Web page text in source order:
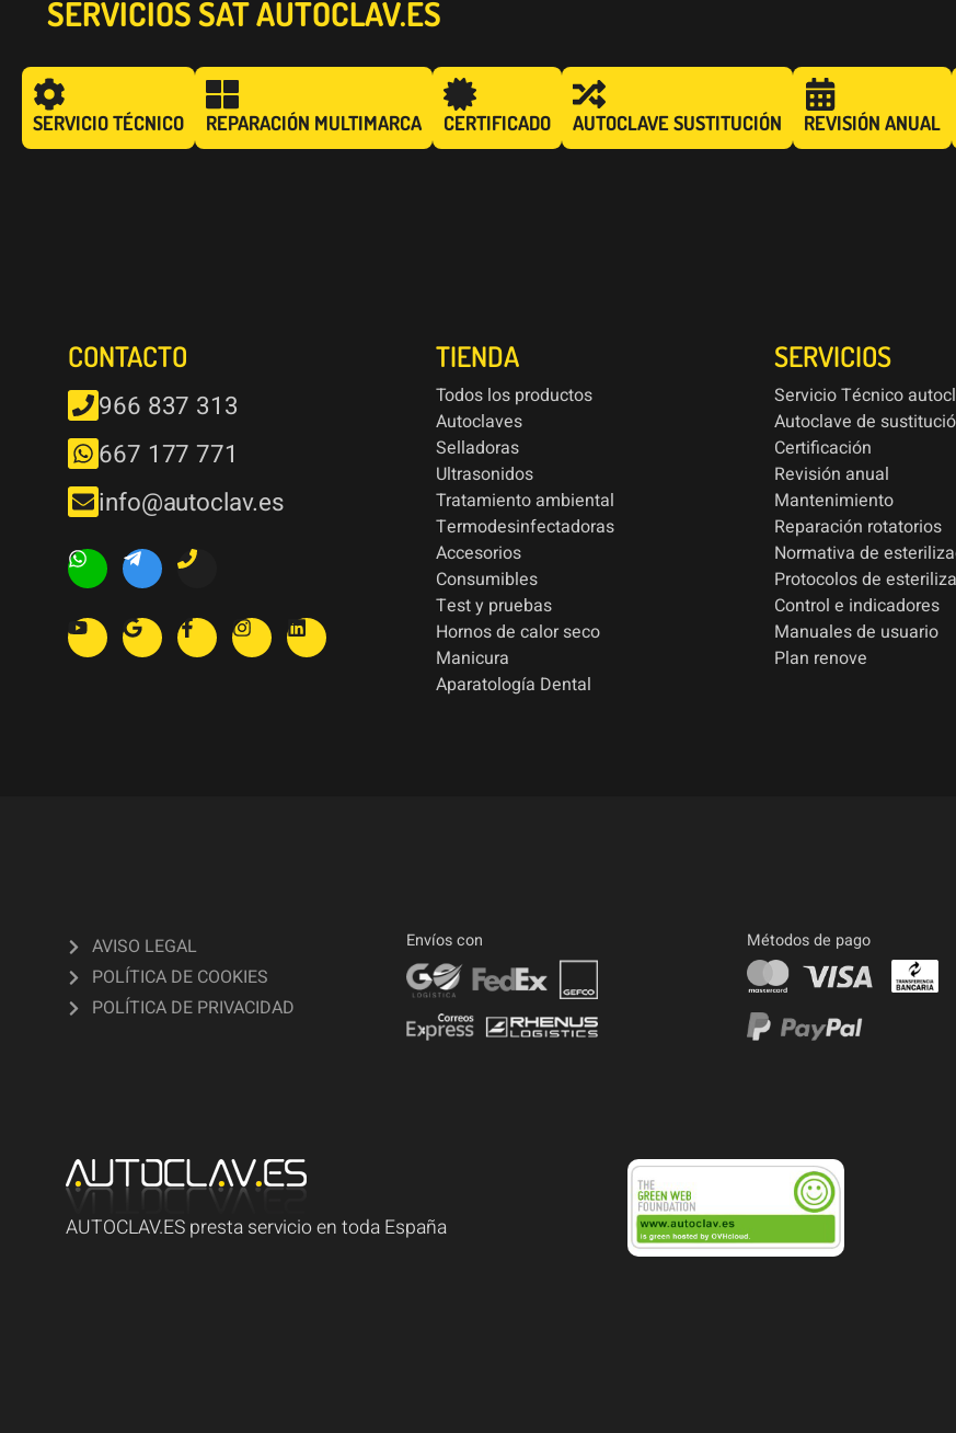
SERVICIOS SAT AUTOCLAV.ES
SERVICIO TÉCNICO REPARACIÓN MULTIMARCA CERTIFICADO AUTOCLAVE SUSTITUCIÓN REVISIÓN ANUAL
CONTACTO
966 837 313
667 177 771
info@autoclav.es
TIENDA
Todos los productos
Autoclaves
Selladoras
Ultrasonidos
Tratamiento ambiental
Termodesinfectadoras
Accesorios
Consumibles
Test y pruebas
Hornos de calor seco
Manicura
Aparatología Dental
SERVICIOS
Servicio Técnico
Autoclave de
Certificación
Revisión anual
Mantenimiento
Reparación rotatorios
Normativa de
Protocolos de
Control e indicadores
Manuales de usuario
Plan renove
AVISO LEGAL
POLÍTICA DE COOKIES
POLÍTICA DE PRIVACIDAD
Envíos con Métodos de pago
AUTOCLAV.ES presta servicio en toda España